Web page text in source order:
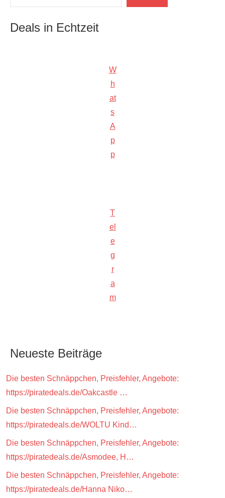
Deals in Echtzeit
W
h
at
s
A
p
p
T
el
e
g
r
a
m
Neueste Beiträge
Die besten Schnäppchen, Preisfehler, Angebote:
https://piratedeals.de/Oakcastle …
Die besten Schnäppchen, Preisfehler, Angebote:
https://piratedeals.de/WOLTU Kind…
Die besten Schnäppchen, Preisfehler, Angebote:
https://piratedeals.de/Asmodee, H…
Die besten Schnäppchen, Preisfehler, Angebote:
https://piratedeals.de/Hanna Niko…